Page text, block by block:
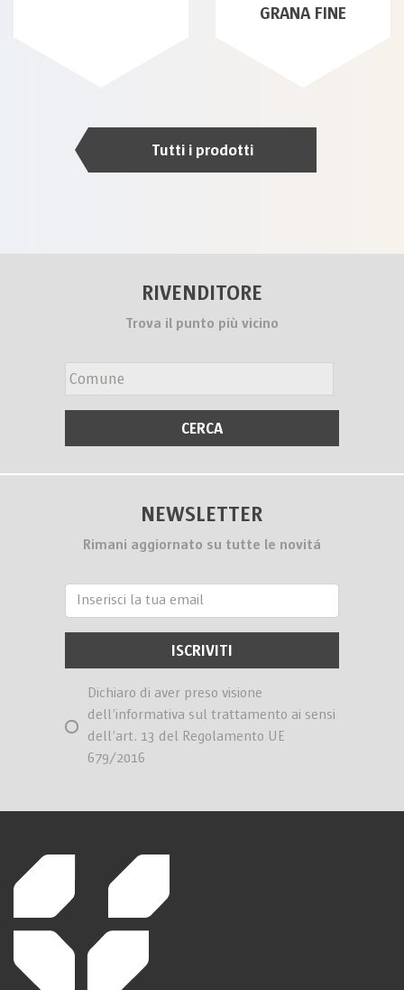
GRANA FINE
Tutti i prodotti
RIVENDITORE
Trova il punto più vicino
NEWSLETTER
Rimani aggiornato su tutte le novitá
Dichiaro di aver preso visione
dell’informativa sul trattamento ai sensi
dell’art. 13 del Regolamento UE
679/2016